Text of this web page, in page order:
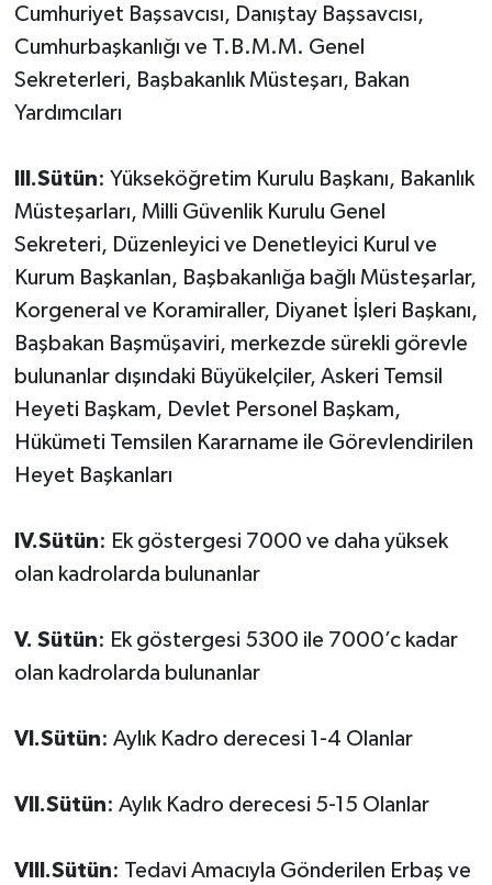
Cumhuriyet Başsavcısı, Danıştay Başsavcısı,
Cumhurbaşkanlığı ve T.B.M.M. Genel
Sekreterleri, Başbakanlık Müsteşarı, Bakan
Yardımcıları
III.Sütün: Yükseköğretim Kurulu Başkanı, Bakanlık
Müsteşarları, Milli Güvenlik Kurulu Genel
Sekreteri, Düzenleyici ve Denetleyici Kurul ve
Kurum Başkanlan, Başbakanlığa bağlı Müsteşarlar,
Korgeneral ve Koramiraller, Diyanet İşleri Başkanı,
Başbakan Başmüşaviri, merkezde sürekli görevle
bulunanlar dışındaki Büyükelçiler, Askeri Temsil
Heyeti Başkam, Devlet Personel Başkam,
Hükümeti Temsilen Kararname ile Görevlendirilen
Heyet Başkanları
IV.Sütün: Ek göstergesi 7000 ve daha yüksek
olan kadrolarda bulunanlar
V. Sütün: Ek göstergesi 5300 ile 7000’c kadar
olan kadrolarda bulunanlar
VI.Sütün: Aylık Kadro derecesi 1-4 Olanlar
VII.Sütün: Aylık Kadro derecesi 5-15 Olanlar
VIII.Sütün: Tedavi Amacıyla Gönderilen Erbaş ve